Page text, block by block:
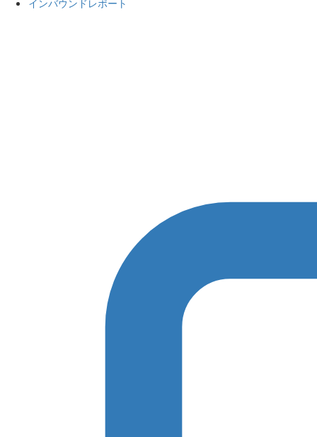
インバウンドレポート